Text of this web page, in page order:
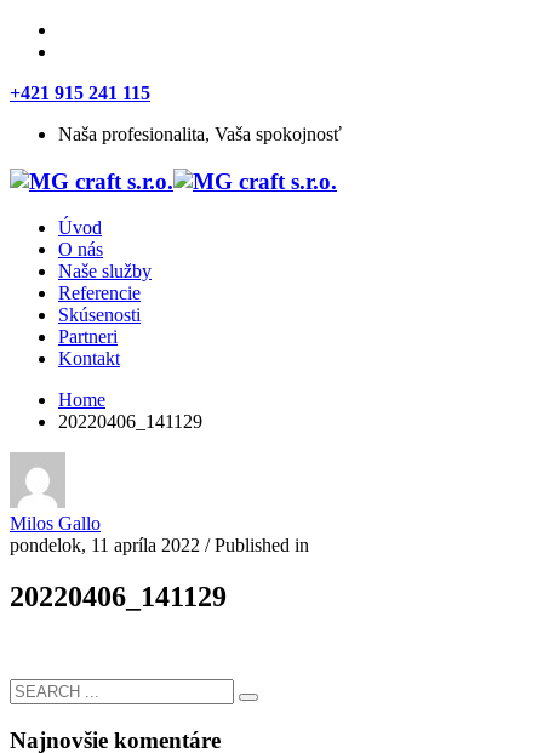
+421 915 241 115
Naša profesionalita, Vaša spokojnosť
Úvod
O nás
Naše služby
Referencie
Skúsenosti
Partneri
Kontakt
Home
20220406_141129
Milos Gallo
pondelok, 11 apríla 2022 /Published in
20220406_141129
Najnovšie komentáre